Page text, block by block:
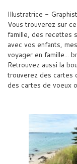
Illustratrice -
Vous trouverez sur
famille, des recettes
avec vos enfants,
voyager en famille...
Retrouvez aussi la
trouverez des cartes
des cartes de voeux